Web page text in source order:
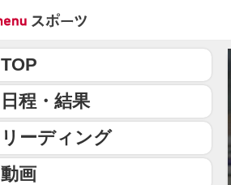
TOP
日程・結果
リーディング
動画